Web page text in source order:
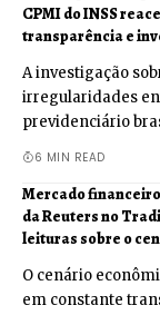
CPMI do INSS
transparência e
A investigação
irregularidades
previdenciário
6 MIN READ
Mercado
da Reuters no
leituras sobre o
O cenário
em constante